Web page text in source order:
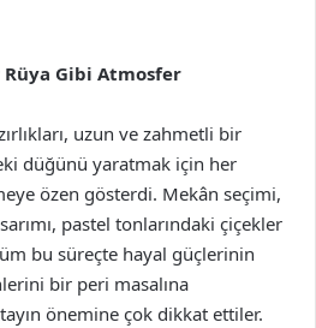
Rüya Gibi Atmosfer
uzun ve zahmetli bir
düğünü yaratmak için her
özen gösterdi. Mekân seçimi,
pastel tonlarındaki çiçekler
bu süreçte hayal güçlerinin
bir peri masalına
önemine çok dikkat ettiler.